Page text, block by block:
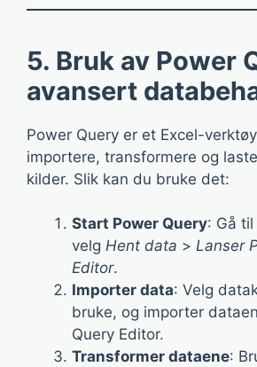
5. Bruk av Power
avansert
Power Query er et Excel-
importere, transformere og
kilder. Slik kan du bruke det:
Start Power Query: Gå til
velg Hent data > Lanser
Editor.
Importer data: Velg
bruke, og importer
Query Editor.
Transformer dataene: